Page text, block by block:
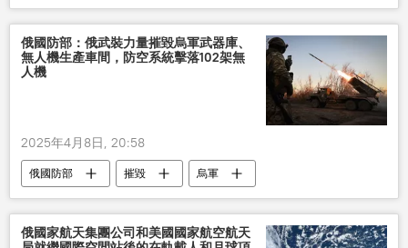
俄國防部：俄武裝力量摧毀烏軍武器庫、
無人機生產車間，防空系統擊落102架無
人機
2025年4月8日, 20:58
俄國防部 摧毀
烏軍
無人機
武器 倉庫
俄國家航天集團公司和美國國家航空航天